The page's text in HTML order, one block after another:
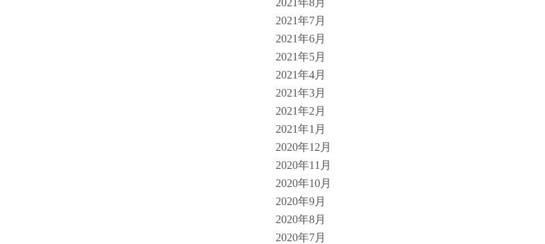
2021年8月
2021年7月
2021年6月
2021年5月
2021年4月
2021年3月
2021年2月
2021年1月
2020年12月
2020年11月
2020年10月
2020年9月
2020年8月
2020年7月